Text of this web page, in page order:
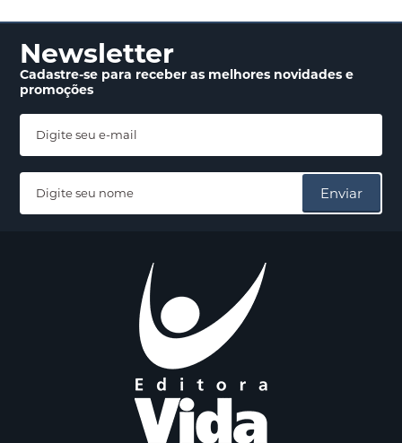
Newsletter
Cadastre-se para receberas melhores novidadese
promoções
Enviar